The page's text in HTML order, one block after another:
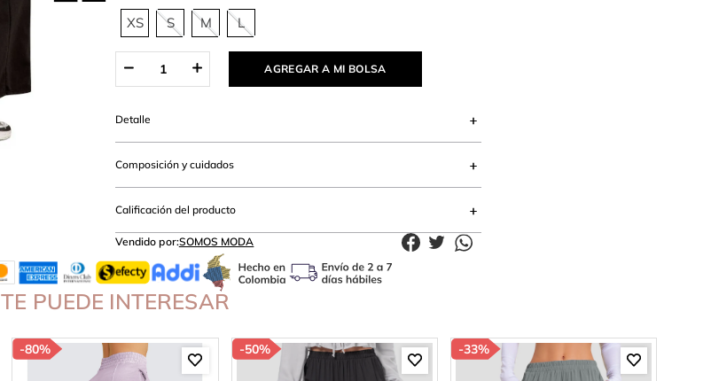
XS S M L
AGREGAR A MI BOLSA
Detalle
Composición y cuidados
Calificación del producto
Vendido por:SOMOS MODA
TE PUEDE INTERESAR
-80% -50% -33%